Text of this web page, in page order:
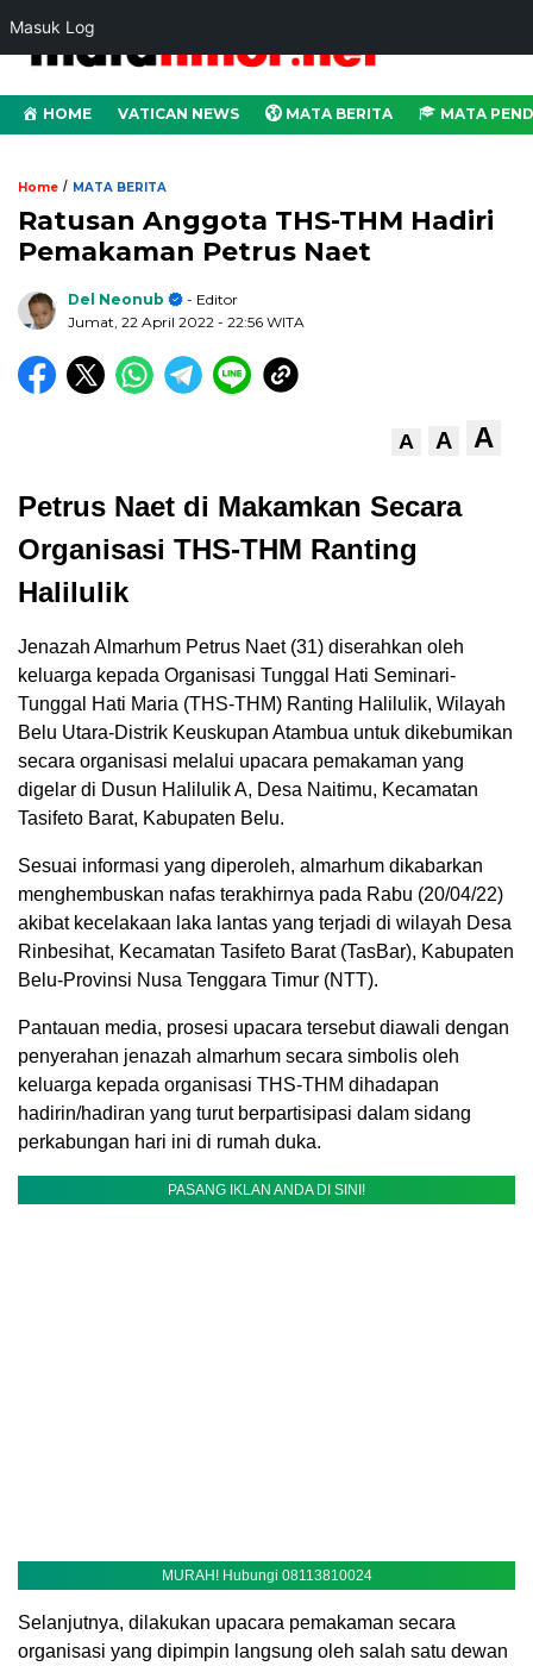
Masuk Log
HOME VATICAN NEWS MATA BERITA MATA
Home / MATA BERITA
Ratusan Anggota THS-THM Hadiri
Pemakaman Petrus Naet
Del Neonub
- Editor
Jumat, 22 April 2022 - 22:56 WITA
A A A
Petrus Naet di Makamkan Secara
Organisasi THS-THM Ranting
Halilulik
Jenazah Almarhum Petrus Naet (31) diserahkan oleh
keluarga kepada Organisasi Tunggal Hati Seminari-
Tunggal Hati Maria (THS-THM) Ranting Halilulik, Wilayah
Belu Utara-Distrik Keuskupan Atambua untuk dikebumikan
secara organisasi melalui upacara pemakaman yang
digelar di Dusun Halilulik A, Desa Naitimu, Kecamatan
Tasifeto Barat, Kabupaten Belu.
Sesuai informasi yang diperoleh, almarhum dikabarkan
menghembuskan nafas terakhirnya pada Rabu (20/04/22)
akibat kecelakaan laka lantas yang terjadi di wilayah Desa
Rinbesihat, Kecamatan Tasifeto Barat (TasBar), Kabupaten
Belu-Provinsi Nusa Tenggara Timur (NTT).
Pantauan media, prosesi upacara tersebut diawali dengan
penyerahan jenazah almarhum secara simbolis oleh
keluarga kepada organisasi THS-THM dihadapan
hadirin/hadiran yang turut berpartisipasi dalam sidang
perkabungan hari ini di rumah duka.
PASANG IKLAN ANDA DI SINI!
MURAH! Hubungi 08113810024
Selanjutnya, dilakukan upacara pemakaman secara
organisasi yang dipimpin langsung oleh salah satu dewan